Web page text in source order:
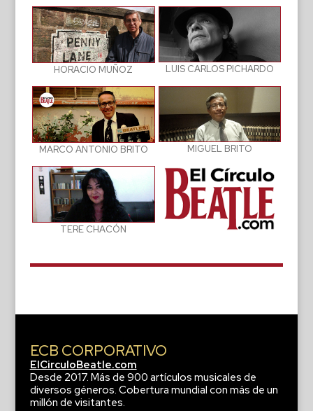
HORACIO MUÑOZ LUIS CARLOS PICHARDO
MARCO ANTONIO BRITO MIGUEL BRITO
TERE CHACÓN
ECB CORPORATIVO
ElCirculoBeatle.com
Desde 2017. Más de 900 artículos musicales de
diversos géneros. Cobertura mundial con más de un
millón de visitantes.